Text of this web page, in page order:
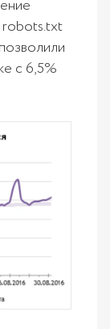
robots.txt
с 6,5%